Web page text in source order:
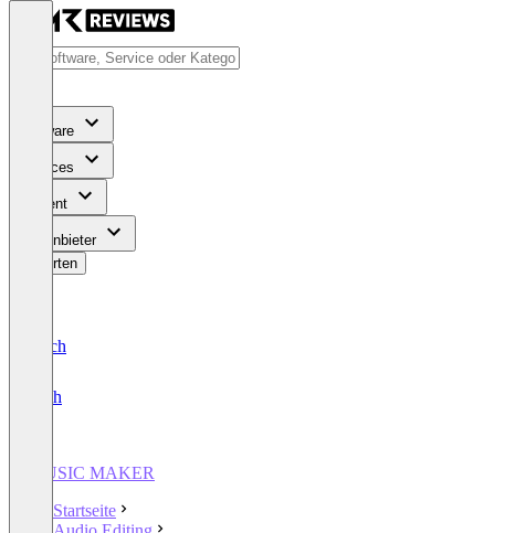
Software
Services
Content
Für Anbieter
Bewerten
Deutsch
English
MUSIC MAKER
Startseite